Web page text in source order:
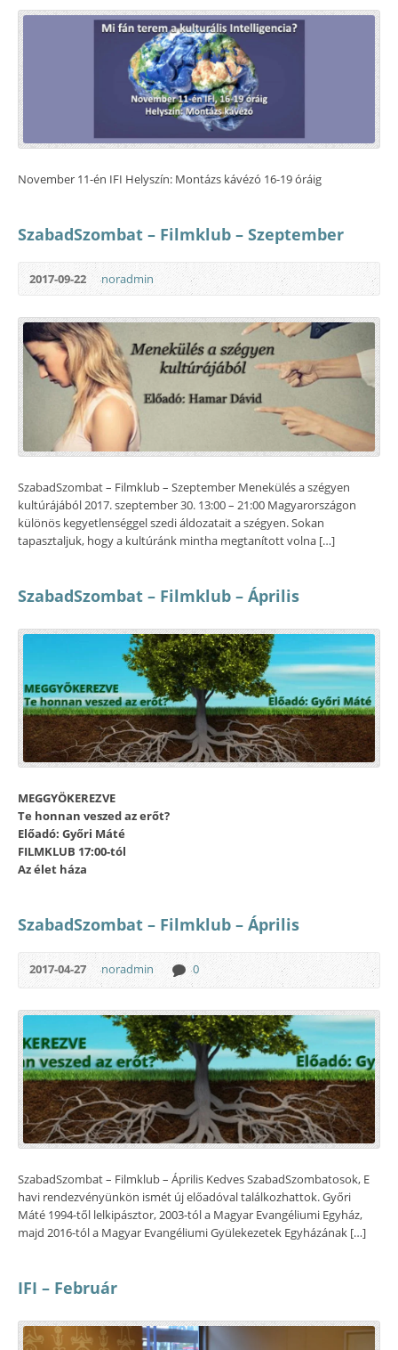
November 11-én IFI Helyszín: Montázs kávézó 16-19 óráig
SzabadSzombat – Filmklub – Szeptember
2017-09-22 noradmin
SzabadSzombat – Filmklub – Szeptember Menekülés a szégyen
kultúrájából 2017. szeptember 30. 13:00 – 21:00 Magyarországon
különös kegyetlenséggel szedi áldozatait a szégyen. Sokan
tapasztaljuk, hogy a kultúránk mintha megtanított volna […]
SzabadSzombat – Filmklub – Április
MEGGYÖKEREZVE
Te honnan veszed az erőt?
Előadó: Győri Máté
FILMKLUB 17:00-tól
Az élet háza
SzabadSzombat – Filmklub – Április
2017-04-27 noradmin 0
SzabadSzombat – Filmklub – Április Kedves SzabadSzombatosok, E
havi rendezvényünkön ismét új előadóval találkozhattok. Győri
Máté 1994-től lelkipásztor, 2003-tól a Magyar Evangéliumi Egyház,
majd 2016-tól a Magyar Evangéliumi Gyülekezetek Egyházának […]
IFI – Február